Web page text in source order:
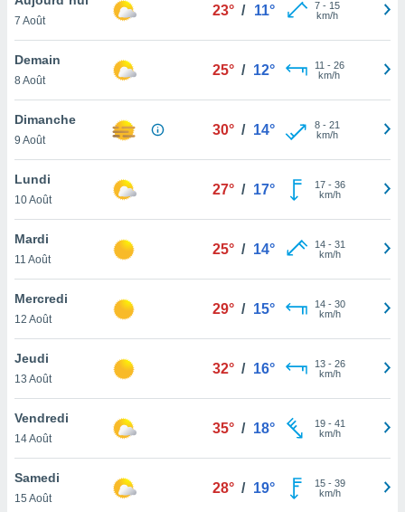
et
»,
au
vous
qu'ils
ou
le
ainsi
un
la
du
en
7 Août
23° / 11° 7- 15
km/h
Demain
8 Août
25° / 12° 11 - 26
km/h
Dimanche
9 Août
30° / 14° 8- 21
km/h
Lundi
10 Août
27° / 17° 17- 36
km/h
Mardi
11 Août
25° / 14° 14- 31
km/h
Mercredi
12 Août
29° / 15° 14- 30
km/h
Jeudi
13 Août
32° / 16° 13- 26
km/h
Vendredi
14 Août
35° / 18° 19- 41
km/h
Samedi
15 Août
28° / 19° 15- 39
km/h